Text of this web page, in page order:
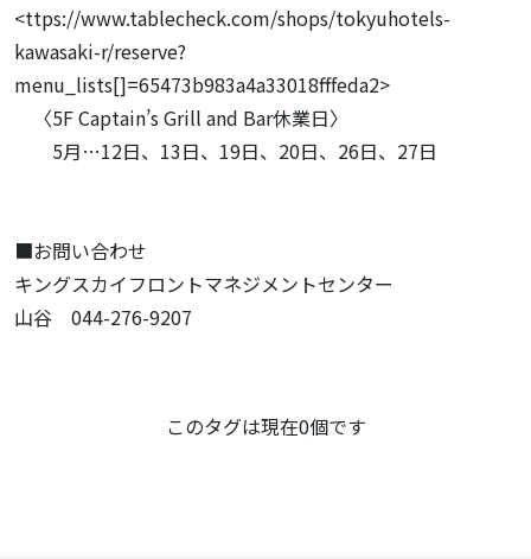
<ttps://www.tablecheck.com/shops/tokyuhotels-
kawasaki-r/reserve?
menu_lists[]=65473b983a4a33018fffeda2>
〈5F Captain’s Grill and Bar休業日〉
5月…12日、13日、19日、20日、26日、27日
■お問い合わせ
キングスカイフロントマネジメントセンター
山谷 044-276-9207
この記事のタグこのタグは現在0個です